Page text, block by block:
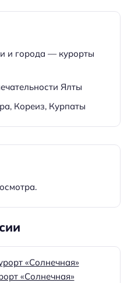
переводом
₽/ночь
и города — курорты
Ялты
Кореиз, Курпаты
«Солнечная»